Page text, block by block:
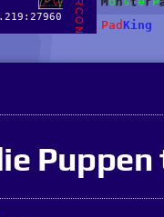
Puppen